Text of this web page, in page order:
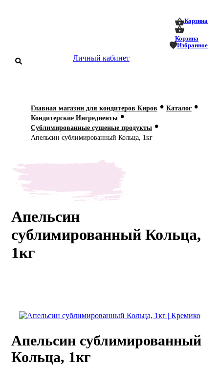
Корзина
Корзина
Избранное
Личный кабинет
О нас
Мастер-
классы
106
Главная магазин для кондитеров Киров • Каталог •
Кондитерские Ингредиенты •
Сублимированные сушеные продукты •
Апельсин сублимированный Кольца, 1кг
Апельсин
сублимированный Кольца,
1кг
Апельсин сублимированный
Кольца, 1кг